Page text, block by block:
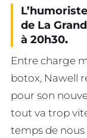
de La
à 20h30.
Entre charge
botox, Nawell
pour son
tout va trop
temps de